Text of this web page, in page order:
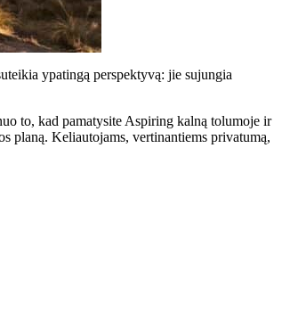
ypatingą perspektyvą: jie sujungia
to, kad pamatysite Aspiring kalną tolumoje ir
planą. Keliautojams, vertinantiems privatumą,